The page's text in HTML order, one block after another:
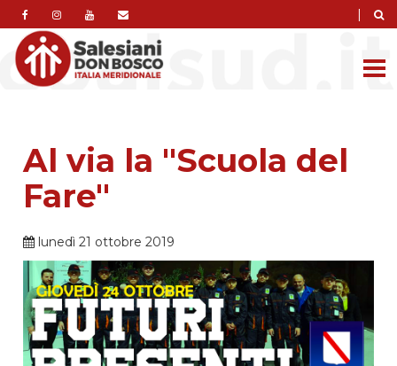
|
Al via la "Scuola del
Fare"
lunedì 21 ottobre 2019